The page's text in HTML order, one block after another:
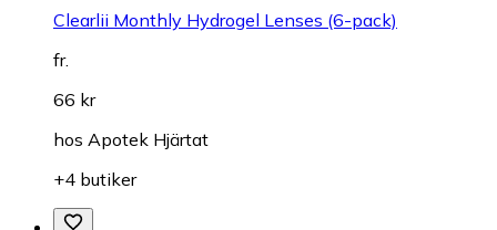
Clearlii Monthly Hydrogel Lenses (6-pack)
fr.
66 kr
hos Apotek Hjärtat
+4 butiker